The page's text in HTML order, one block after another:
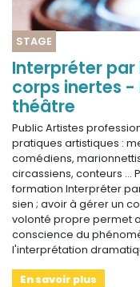
STAGE
Interpréter
corps inertes
théâtre
Public Artistes
pratiques artistiques :
comédiens,
circassiens, conteurs …
formation Interpréter
sien ; avoir à gérer un
volonté propre permet
conscience du
l'interprétation
En savoir plus